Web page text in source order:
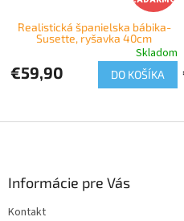
D
Realistická španielska bábika-
Susette, ryšavka 40cm
Skladom
€59,90 DO KOŠÍKA
Informácie pre Vás
Kontakt